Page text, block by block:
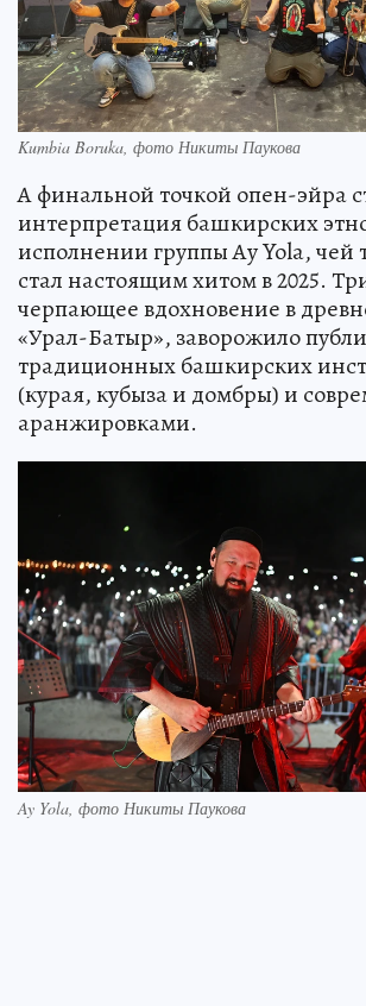
Kumbia Boruka, фото Никиты Паукова
А финальной точкой опен-эйра
интерпретация башкирских
исполнении группы Ay Yola, чей
стал настоящим хитом в 2025.
черпающее вдохновение в
«Урал-Батыр», заворожило
традиционных башкирских
(курая, кубыза и домбры) и
аранжировками.
Ay Yola, фото Никиты Паукова